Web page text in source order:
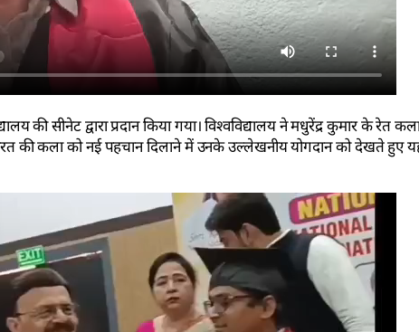
की सीनेट द्वारा प्रदान किया गया। विश्वविद्यालय ने मधुरेंद्र कुमार के रेत
की कला को नई पहचान दिलाने में उनके उल्लेखनीय योगदान को देखते हुए